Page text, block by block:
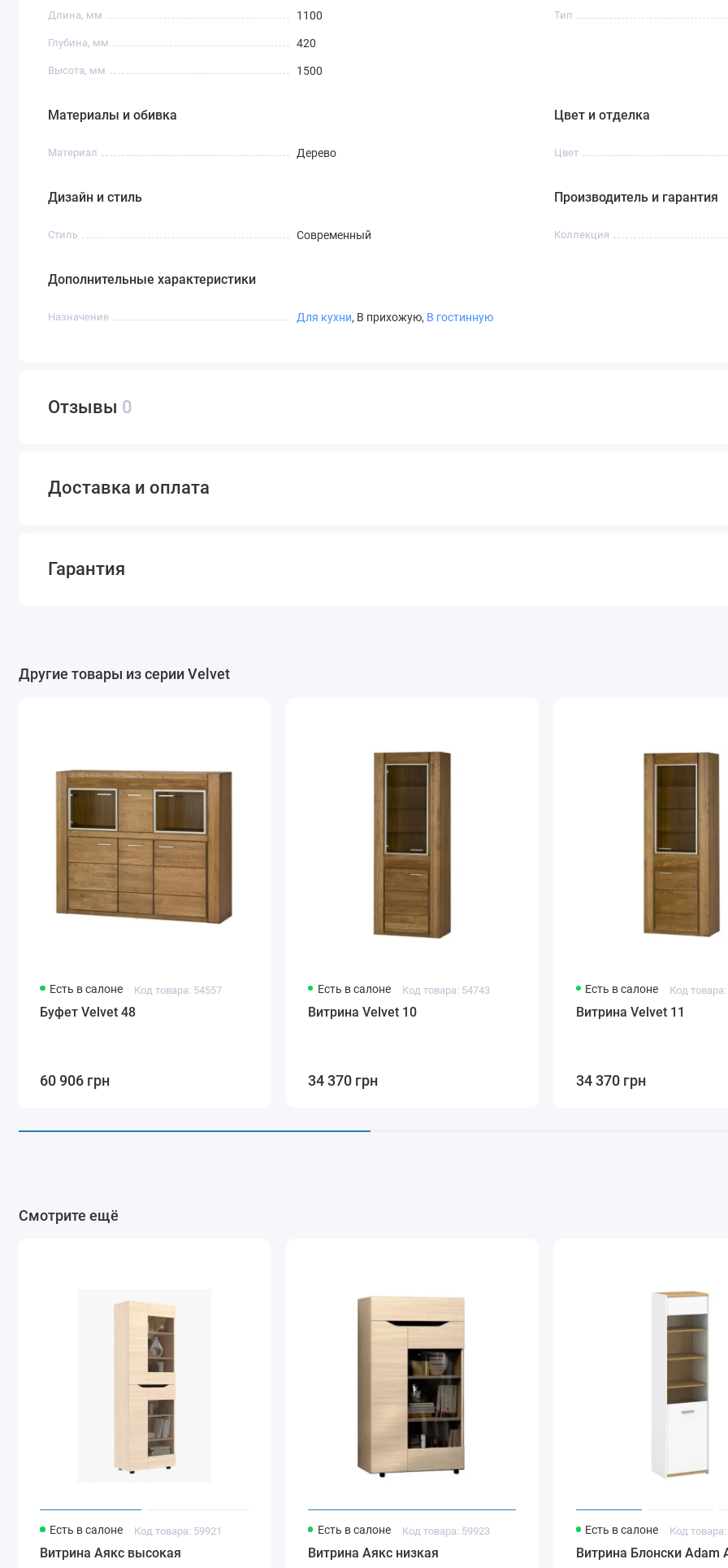
Длина, мм 1100
Глубина, мм 420
Высота, мм 1500
Тип
Материалы и обивка
Материал Дерево
Цвет и отделка
Цвет
Дизайн и стиль
Стиль Современный
Производитель и гарантия
Коллекция
Дополнительные характеристики
Назначение Для кухни, В прихожую, В гостинную
Отзывы 0
Доставка и оплата
Гарантия
Другие товары из серии Velvet
Есть в салоне Код товара: 54557
Буфет Velvet 48
60 906 грн
Есть в салоне Код товара: 54743
Витрина Velvet 10
34 370 грн
Есть в салоне Код
Витрина Velvet 11
34 370 грн
Смотрите ещё
Есть в салоне Код товара: 59921
Витрина Аякс высокая
Есть в салоне Код товара: 59923
Витрина Аякс низкая
Есть в салоне Код
Витрина Блонски Adam